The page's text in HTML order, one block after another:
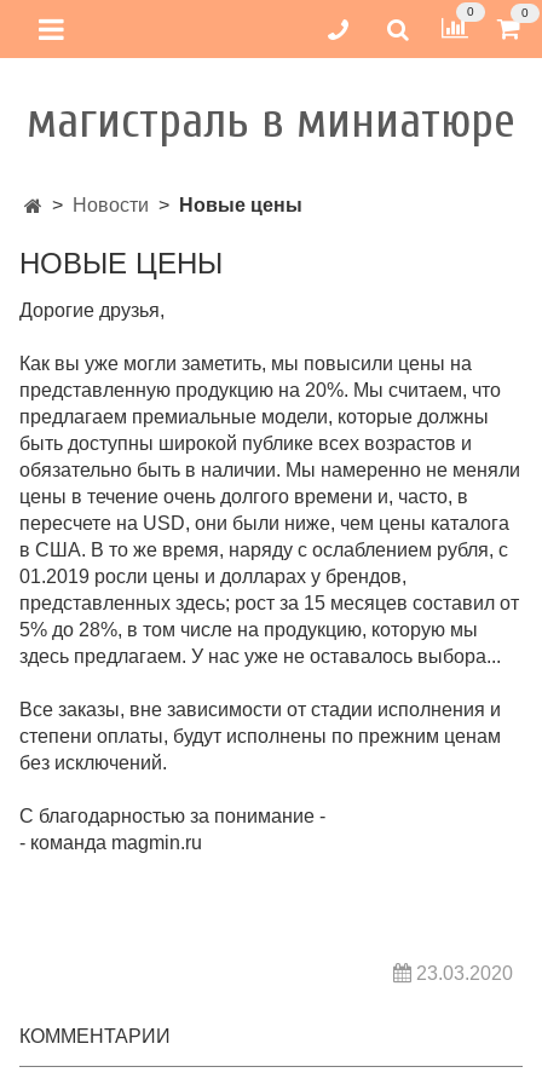
0 0
магистраль в миниатюре
Новости Новые цены
НОВЫЕ ЦЕНЫ
Дорогие друзья,
Как вы уже могли заметить, мы повысили цены на
представленную продукцию на 20%. Мы считаем, что
предлагаем премиальные модели, которые должны
быть доступны широкой публике всех возрастов и
обязательно быть в наличии. Мы намеренно не меняли
цены в течение очень долгого времени и, часто, в
пересчете на USD, они были ниже, чем цены каталога
в США. В то же время, наряду с ослаблением рубля, с
01.2019 росли цены и долларах у брендов,
представленных здесь; рост за 15 месяцев составил от
5% до 28%, в том числе на продукцию, которую мы
здесь предлагаем. У нас уже не оставалось выбора...
Все заказы, вне зависимости от стадии исполнения и
степени оплаты, будут исполнены по прежним ценам
без исключений.
С благодарностью за понимание -
- команда magmin.ru
23.03.2020
КОММЕНТАРИИ